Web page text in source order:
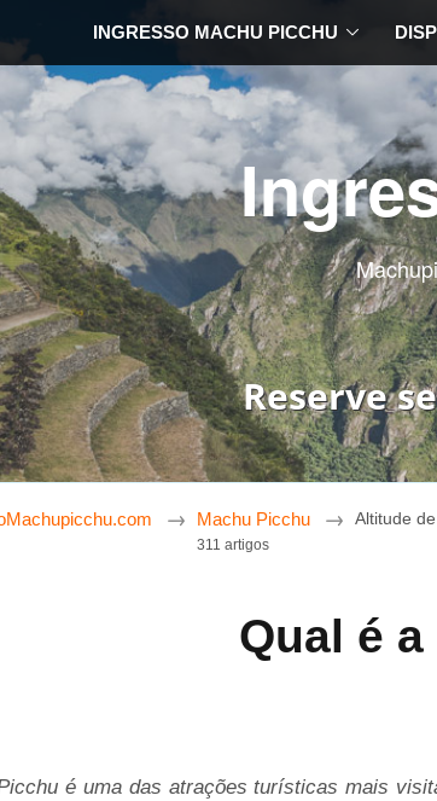
INGRESSO MACHU PICCHU
Reserve
Machu Picchu
311 artigos
Altitude
Qual é
é uma das atrações turísticas mais